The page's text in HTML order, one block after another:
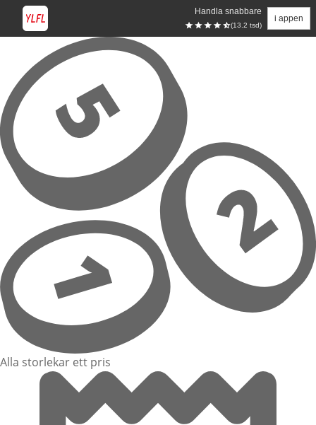
Handla snabbare
(13.2 tsd)
i appen
Hoppa till huvudinnehåll
Alla storlekar ett pris